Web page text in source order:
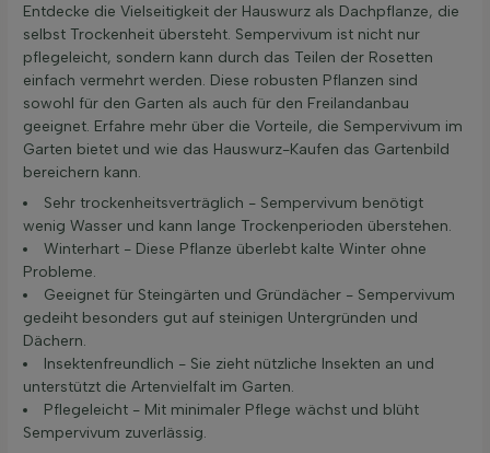
Entdecke die Vielseitigkeit der Hauswurz als Dachpflanze, die
selbst Trockenheit übersteht. Sempervivum ist nicht nur
pflegeleicht, sondern kann durch das Teilen der Rosetten
einfach vermehrt werden. Diese robusten Pflanzen sind
sowohl für den Garten als auch für den Freilandanbau
geeignet. Erfahre mehr über die Vorteile, die Sempervivum im
Garten bietet und wie das Hauswurz-Kaufen das Gartenbild
bereichern kann.
Sehr trockenheitsverträglich - Sempervivum benötigt
wenig Wasser und kann lange Trockenperioden überstehen.
Winterhart - Diese Pflanze überlebt kalte Winter ohne
Probleme.
Geeignet für Steingärten und Gründächer - Sempervivum
gedeiht besonders gut auf steinigen Untergründen und
Dächern.
Insektenfreundlich - Sie zieht nützliche Insekten an und
unterstützt die Artenvielfalt im Garten.
Pflegeleicht - Mit minimaler Pflege wächst und blüht
Sempervivum zuverlässig.